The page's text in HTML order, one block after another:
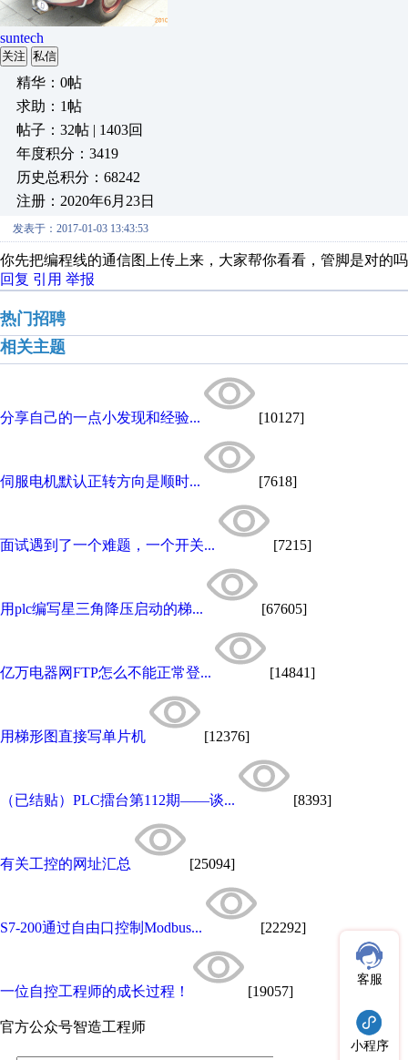
suntech
关注 私信
精华：0帖
求助：1帖
帖子：32帖 | 1403回
年度积分：3419
历史总积分：68242
注册：2020年6月23日
发表于：2017-01-03 13:43:53
你先把编程线的通信图上传上来，大家帮你看看，管脚是对的
回复 引用 举报
热门招聘
相关主题
分享自己的一点小发现和经验... [10127]
伺服电机默认正转方向是顺时... [7618]
面试遇到了一个难题，一个开关... [7215]
用plc编写星三角降压启动的梯... [67605]
亿万电器网FTP怎么不能正常登... [14841]
用梯形图直接写单片机 [12376]
（已结贴）PLC擂台第112期——谈... [8393]
有关工控的网址汇总 [25094]
S7-200通过自由口控制Modbus... [22292]
一位自控工程师的成长过程！ [19057]
官方公众号智造工程师
客服
小程序